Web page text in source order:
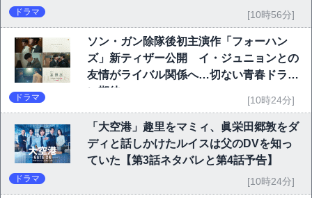
ドラマ [10時56分]
ソン・ガン除隊後初主演作「フォーハン
ズ」新ティザー公開 イ・ジュニョンとの
友情がライバル関係へ…切ない青春ドラマ
に期待
ドラマ [10時24分]
「大空港」趣里をマミィ、眞栄田郷敦をダ
ディと話しかけたルイスは父のDVを知っ
ていた【第3話ネタバレと第4話予告】
ドラマ [10時24分]